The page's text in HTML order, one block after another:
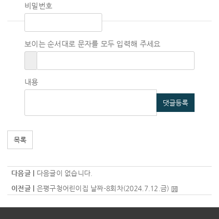
비밀번호
보이는 순서대로 문자를 모두 입력해 주세요
내용
댓글등록
목록
다음글 | 다음글이 없습니다.
이전글 | 은평구청어린이집 날짜-8회차(2024.7.12.금)